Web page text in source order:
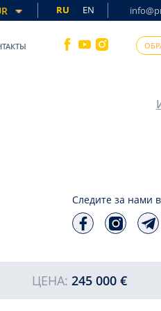
RU EN
Следите за нами
ЦЕНА: 245 000 €